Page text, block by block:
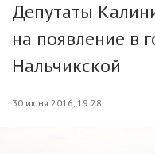
Депутаты
на появление в
Нальчикской
30 июня 2016, 19:28